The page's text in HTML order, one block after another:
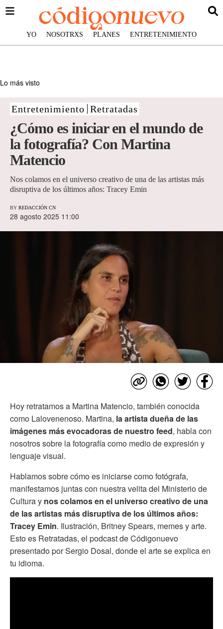
YO NOSOTRXS PLANES ENTRETENIMIENTO
Lo más visto
Entretenimiento Retratadas
¿Cómo es iniciar en el mundo de
la fotografía? Con Martina
Matencio
Nos colamos en el universo creativo de una de las artistas más
disruptiva de los últimos años: Tracey Emin
BY REDACCIÓN CN
28 agosto 2025 11:00
Hoy retratamos a Martina Matencio, también conocida
como Lalovenenoso. Martina, la artista dueña de las
imágenes más evocadoras de nuestro feed, habla con
nosotros sobre la fotografía como medio de expresión y
lenguaje visual.
Hablamos sobre cómo es iniciarse como fotógrafa,
manifestamos juntas con nuestra velita del Ministerio de
Cultura y nos colamos en el universo creativo de una
de las artistas más disruptiva de los últimos años:
Tracey Emin. Ilustración, Britney Spears, memes y arte.
Esto es Retratadas, el podcast de Códigonuevo
presentado por Sergio Dosal, donde el arte se explica en
tu idioma.